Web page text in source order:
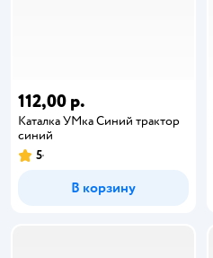
112,00 р.
Каталка УМка Синий трактор
синий
5
В корзину